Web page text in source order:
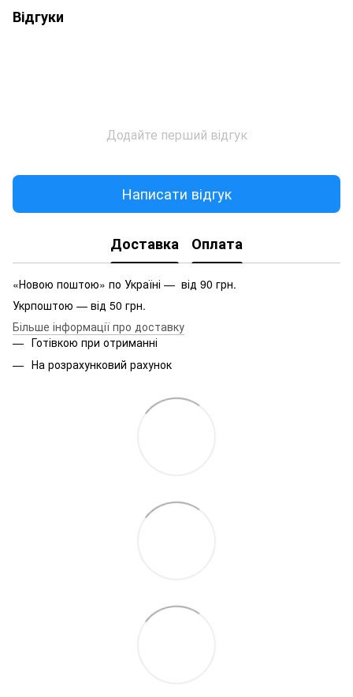
Відгуки
Додайте перший відгук
Написати відгук
Доставка Оплата
«Новою поштою» по Україні — від 90 грн.
Укрпоштою — від 50 грн.
Більше інформації про доставку
Готівкою при отриманні
На розрахунковий рахунок